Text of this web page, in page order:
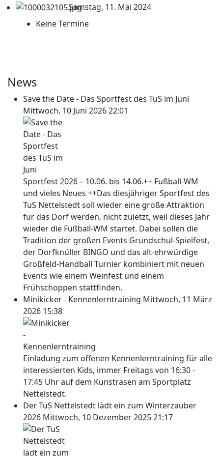
Samstag, 11. Mai 2024
Keine Termine
News
Save the Date - Das Sportfest des TuS im Juni
Mittwoch, 10 Juni 2026 22:01
Sportfest 2026 – 10.06. bis 14.06.++ Fußball-WM
und vieles Neues ++Das diesjähriger Sportfest des
TuS Nettelstedt soll wieder eine große Attraktion
für das Dorf werden, nicht zuletzt, weil dieses Jahr
wieder die Fußball-WM startet. Dabei sollen die
Tradition der großen Events Grundschul-Spielfest,
der Dorfknüller BINGO und das alt-ehrwürdige
Großfeld-Handball Turnier kombiniert mit neuen
Events wie einem Weinfest und einem
Frühschoppen stattfinden.
Minikicker - Kennenlerntraining Mittwoch, 11 März
2026 15:38
Einladung zum offenen Kennenlerntraining für alle
interessierten Kids, immer Freitags von 16:30 -
17:45 Uhr auf dem Kunstrasen am Sportplatz
Nettelstedt.
Der TuS Nettelstedt lädt ein zum Winterzauber
2026 Mittwoch, 10 Dezember 2025 21:17